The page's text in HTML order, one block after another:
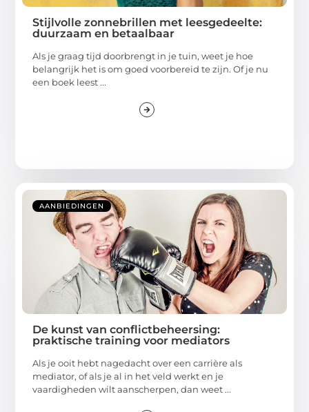
Stijlvolle zonnebrillen met leesgedeelte:
duurzaam en betaalbaar
Als je graag tijd doorbrengt in je tuin, weet je hoe
belangrijk het is om goed voorbereid te zijn. Of je nu
een boek leest ...
AANBIEDINGEN
De kunst van conflictbeheersing:
praktische training voor mediators
Als je ooit hebt nagedacht over een carrière als
mediator, of als je al in het veld werkt en je
vaardigheden wilt aanscherpen, dan weet ...